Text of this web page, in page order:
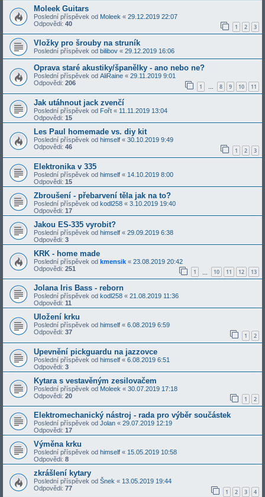
Moleek Guitars
Poslední příspěvek od Moleek « 29.12.2019 22:07
Odpovědi: 40 1 2 3
Vložky pro šrouby na struník
Poslední příspěvek od bilibov « 29.12.2019 16:06
Oprava staré akustiky/španělky - ano nebo ne?
Poslední příspěvek od AliRaine « 29.11.2019 9:01
Odpovědi: 206 1 … 8 9 10 11
Jak utáhnout jack zvenčí
Poslední příspěvek od Fořt « 11.11.2019 13:04
Odpovědi: 15
Les Paul homemade vs. diy kit
Poslední příspěvek od himself « 30.10.2019 9:49
Odpovědi: 46 1 2 3
Elektronika v 335
Poslední příspěvek od himself « 14.10.2019 8:00
Odpovědi: 15
Zbroušení - přebarvení těla jak na to?
Poslední příspěvek od kodl258 « 3.10.2019 19:40
Odpovědi: 17
Jakou ES-335 vyrobit?
Poslední příspěvek od himself « 29.09.2019 6:38
Odpovědi: 3
KRK - home made
Poslední příspěvek od kmensik « 23.08.2019 20:42
Odpovědi: 251 1 10 11 12 13
Jolana Iris Bass - reborn
Poslední příspěvek od kodl258 « 21.08.2019 11:36
Odpovědi: 11
Uložení krku
Poslední příspěvek od himself « 6.08.2019 6:59
Odpovědi: 37 1 2
Upevnění pickguardu na jazzovce
Poslední příspěvek od himself « 6.08.2019 6:51
Odpovědi: 3
Kytara s vestavěným zesilovačem
Poslední příspěvek od Moleek « 30.07.2019 17:18
Odpovědi: 20 1 2
Elektromechanický nástroj - rada pro výběr součástek
Poslední příspěvek od Jolan « 29.07.2019 12:19
Odpovědi: 17
Výměna krku
Poslední příspěvek od himself « 15.05.2019 10:58
Odpovědi: 8
zkrášlení kytary
Poslední příspěvek od Šnek « 13.05.2019 19:44
Odpovědi: 77 1 2 3 4